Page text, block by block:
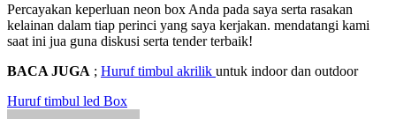
Percayakan keperluan neon box Anda pada saya serta rasakan
kelainan dalam tiap perinci yang saya kerjakan. mendatangi kami
saat ini jua guna diskusi serta tender terbaik!
BACA JUGA ; Huruf timbul akrilik untuk indoor dan outdoor
Post
Huruf timbul led Box